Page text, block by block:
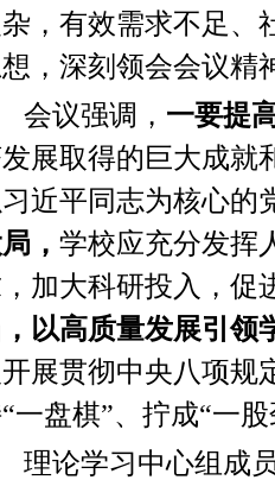
，有效需求不足、
，深刻领会会议精
会议强调， 一要提
展取得的巨大成就
习近平同志为核心的
， 学校应充分发挥
加大科研投入，促
以高质量发展引领
开展贯彻中央八项规
一盘棋”、拧成“一
理论学习中心组成